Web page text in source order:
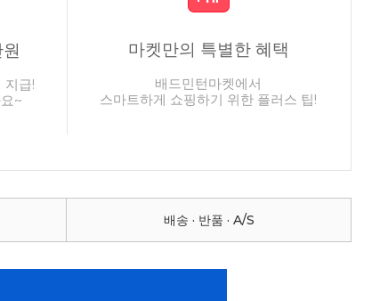
지급!
~
마켓만의 특별한 혜택
배드민턴마켓에서
스마트하게 쇼핑하기 위한 플러스 팁!
배송 · 반품 · A/S